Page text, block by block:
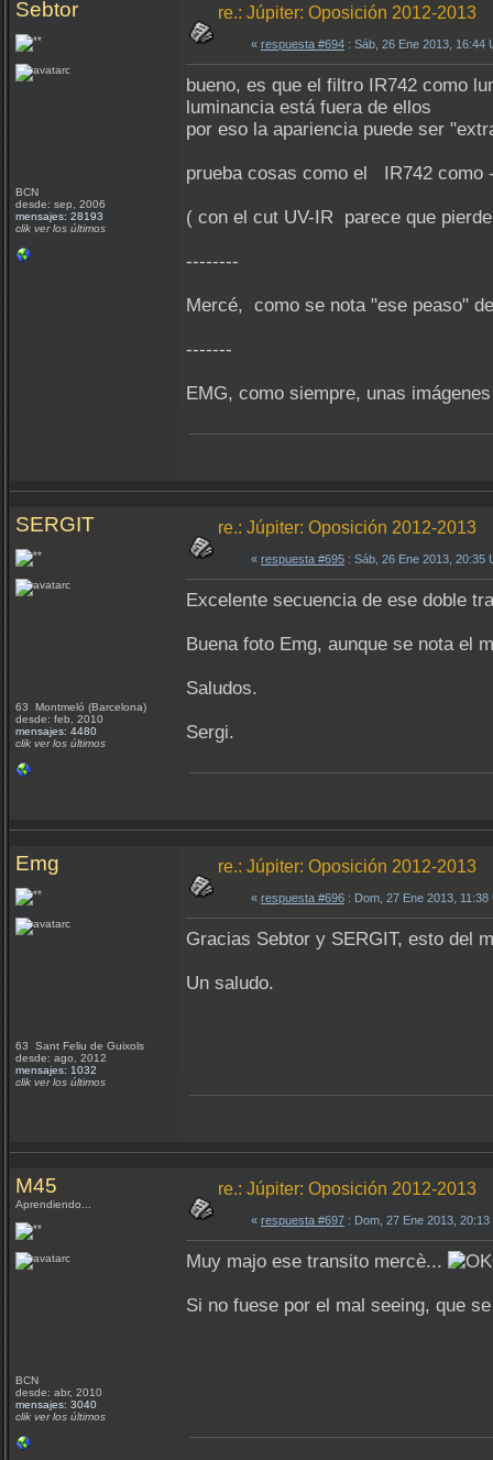
Sebtor
BCN
desde: sep, 2006
mensajes: 28193
clik ver los últimos
re.: Júpiter: Oposición 2012-2013
« respuesta #694 : Sáb, 26 Ene 2013, 16:44
bueno, es que el filtro IR742 como
luminancia está fuera de ellos
por eso la apariencia puede ser
prueba cosas como el IR742
( con el cut UV-IR parece que
--------
Mercé, como se nota "ese peaso"
-------
EMG, como siempre, unas
SERGIT
63 Montmeló (Barcelona)
desde: feb, 2010
mensajes: 4480
clik ver los últimos
re.: Júpiter: Oposición 2012-2013
« respuesta #695 : Sáb, 26 Ene 2013, 20:35
Excelente secuencia de ese doble
Buena foto Emg, aunque se nota el
Saludos.
Sergi.
Emg
63 Sant Feliu de Guixols
desde: ago, 2012
mensajes: 1032
clik ver los últimos
re.: Júpiter: Oposición 2012-2013
« respuesta #696 : Dom, 27 Ene 2013, 11:38
Gracias Sebtor y SERGIT, esto del
Un saludo.
M45
Aprendiendo...
BCN
desde: abr, 2010
mensajes: 3040
clik ver los últimos
re.: Júpiter: Oposición 2012-2013
« respuesta #697 : Dom, 27 Ene 2013,
Muy majo ese transito mercè...
Si no fuese por el mal seeing, que